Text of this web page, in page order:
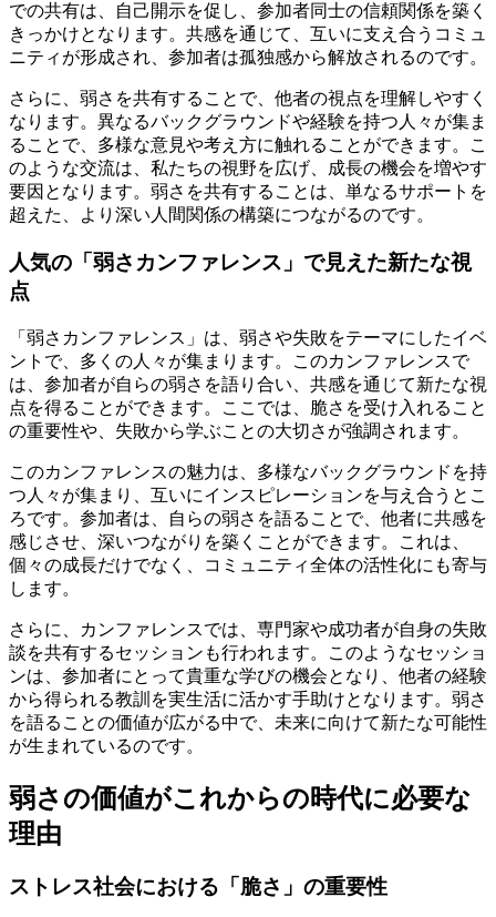
での共有は、自己開示を促し、参加者同士の信頼関係を築く
きっかけとなります。共感を通じて、互いに支え合うコミュ
ニティが形成され、参加者は孤独感から解放されるのです。
さらに、弱さを共有することで、他者の視点を理解しやすく
なります。異なるバックグラウンドや経験を持つ人々が集ま
ることで、多様な意見や考え方に触れることができます。こ
のような交流は、私たちの視野を広げ、成長の機会を増やす
要因となります。弱さを共有することは、単なるサポートを
超えた、より深い人間関係の構築につながるのです。
人気の「弱さカンファレンス」で見えた新たな視
点
「弱さカンファレンス」は、弱さや失敗をテーマにしたイベ
ントで、多くの人々が集まります。このカンファレンスで
は、参加者が自らの弱さを語り合い、共感を通じて新たな視
点を得ることができます。ここでは、脆さを受け入れること
の重要性や、失敗から学ぶことの大切さが強調されます。
このカンファレンスの魅力は、多様なバックグラウンドを持
つ人々が集まり、互いにインスピレーションを与え合うとこ
ろです。参加者は、自らの弱さを語ることで、他者に共感を
感じさせ、深いつながりを築くことができます。これは、
個々の成長だけでなく、コミュニティ全体の活性化にも寄与
します。
さらに、カンファレンスでは、専門家や成功者が自身の失敗
談を共有するセッションも行われます。このようなセッショ
ンは、参加者にとって貴重な学びの機会となり、他者の経験
から得られる教訓を実生活に活かす手助けとなります。弱さ
を語ることの価値が広がる中で、未来に向けて新たな可能性
が生まれているのです。
弱さの価値がこれからの時代に必要な
理由
ストレス社会における「脆さ」の重要性